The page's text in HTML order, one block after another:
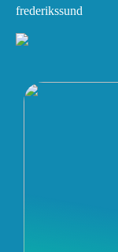
frederikssund